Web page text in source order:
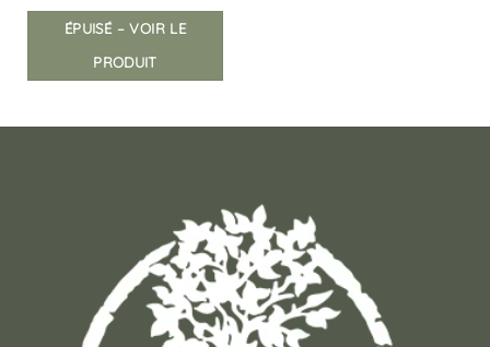
ÉPUISÉ – VOIR LE
PRODUIT